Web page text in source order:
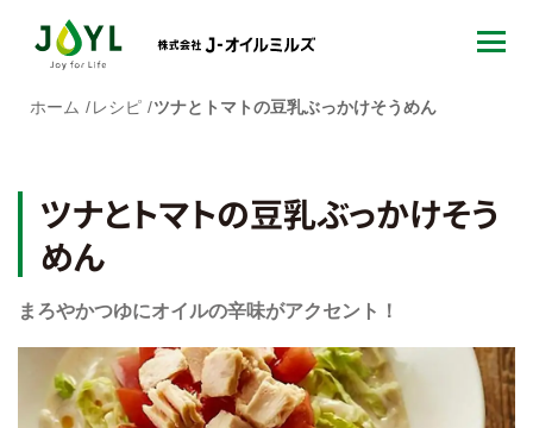
ホーム レシピ ツナとトマトの豆乳ぶっかけそうめん
ツナとトマトの豆乳ぶっかけそう
めん
まろやかつゆにオイルの辛味がアクセント！